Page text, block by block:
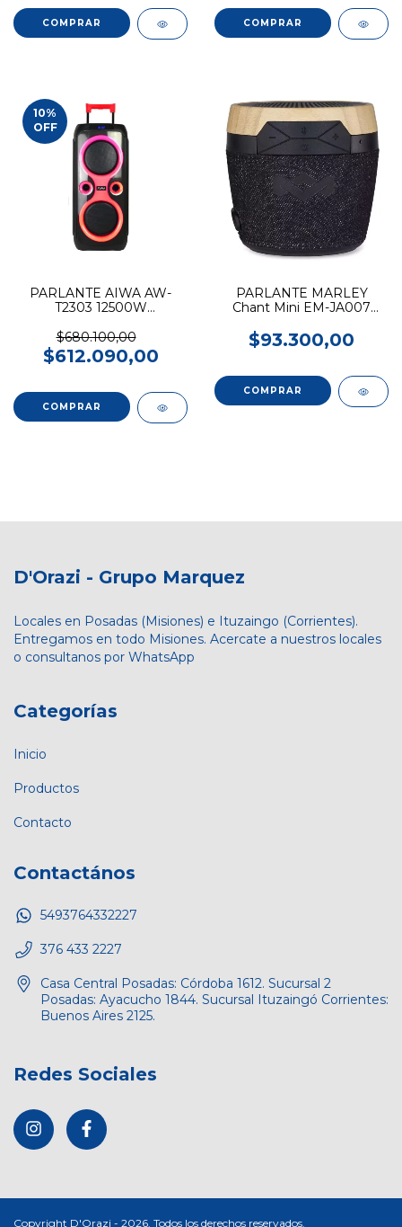
10%
OFF
PARLANTE AIWA AW-
T2303 12500W
$680.100,00
$612.090,00
PARLANTE MARLEY
Chant Mini EM-JA007
$93.300,00
D'Orazi - Grupo Marquez
Locales en Posadas (Misiones) e Ituzaingo (Corrientes).
Entregamos en todo Misiones. Acercate a nuestros locales
o consultanos por WhatsApp
Categorías
Inicio
Productos
Contacto
Contactános
5493764332227
376 433 2227
Casa Central Posadas: Córdoba 1612. Sucursal 2
Posadas: Ayacucho 1844. Sucursal Ituzaingó Corrientes:
Buenos Aires 2125.
Redes Sociales
Copyright D'Orazi - 2026. Todos los derechos reservados.